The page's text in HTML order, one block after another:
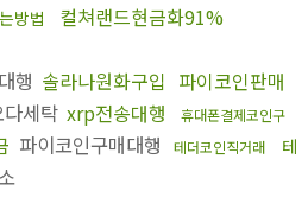
방법
컬쳐랜드현금화91%
행 솔라나원화구입 파이코인판매
다세탁 xrp전송대행
휴대폰결제코인구
파이코인구매대행 테더코인직거래
테